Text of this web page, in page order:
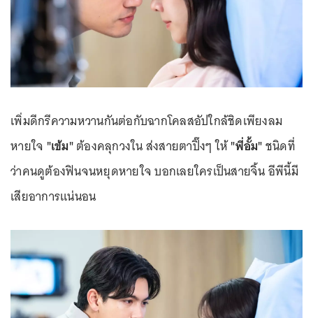
เพิ่มดีกรีความหวานกันต่อกับฉากโคลสอัปใกล้ชิดเพียงลม
หายใจ "เข้ม"ต้องคลุกวงใน ส่งสายตาปิ๊งๆ ให้"พี่อั้ม"ชนิดที่
ว่าคนดูต้องฟินจนหยุดหายใจ บอกเลยใครเป็นสายจิ้น อีพีนี้มี
เสียอาการแน่นอน